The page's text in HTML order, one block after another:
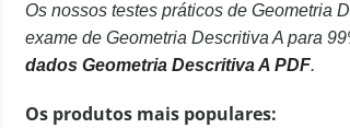
Os nossos testes práticos de Geometria
exame de Geometria Descritiva A para
dados Geometria Descritiva A PDF.
Os produtos mais populares: